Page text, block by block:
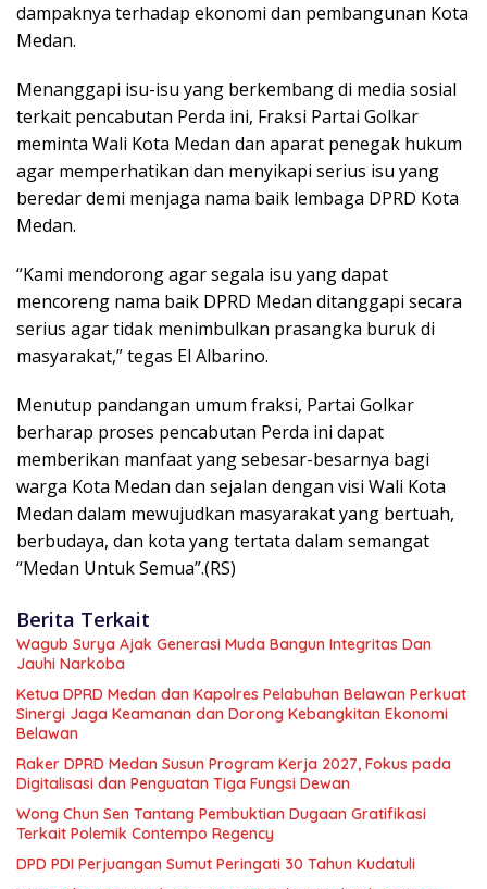
dampaknya terhadap ekonomi dan pembangunan Kota
Medan.
Menanggapi isu-isu yang berkembang di media sosial
terkait pencabutan Perda ini, Fraksi Partai Golkar
meminta Wali Kota Medan dan aparat penegak hukum
agar memperhatikan dan menyikapi serius isu yang
beredar demi menjaga nama baik lembaga DPRD Kota
Medan.
“Kami mendorong agar segala isu yang dapat
mencoreng nama baik DPRD Medan ditanggapi secara
serius agar tidak menimbulkan prasangka buruk di
masyarakat,” tegas El Albarino.
Menutup pandangan umum fraksi, Partai Golkar
berharap proses pencabutan Perda ini dapat
memberikan manfaat yang sebesar-besarnya bagi
warga Kota Medan dan sejalan dengan visi Wali Kota
Medan dalam mewujudkan masyarakat yang bertuah,
berbudaya, dan kota yang tertata dalam semangat
“Medan Untuk Semua”.(RS)
Berita Terkait
Wagub Surya Ajak Generasi Muda Bangun Integritas Dan
Jauhi Narkoba
Ketua DPRD Medan dan Kapolres Pelabuhan Belawan Perkuat
Sinergi Jaga Keamanan dan Dorong Kebangkitan Ekonomi
Belawan
Raker DPRD Medan Susun Program Kerja 2027, Fokus pada
Digitalisasi dan Penguatan Tiga Fungsi Dewan
Wong Chun Sen Tantang Pembuktian Dugaan Gratifikasi
Terkait Polemik Contempo Regency
DPD PDI Perjuangan Sumut Peringati 30 Tahun Kudatuli